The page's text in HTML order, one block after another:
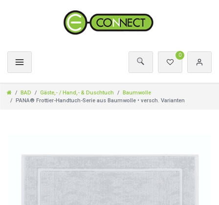
0
BAD Gäste,- / Hand,- & Duschtuch
Baumwolle
PANA® Frottier-Handtuch-Serie aus Baumwolle • versch. Varianten